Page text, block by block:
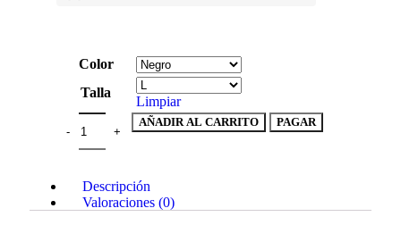
Color
Talla
Limpiar
AÑADIR AL CARRITO PAGAR
Descripción
Valoraciones (0)